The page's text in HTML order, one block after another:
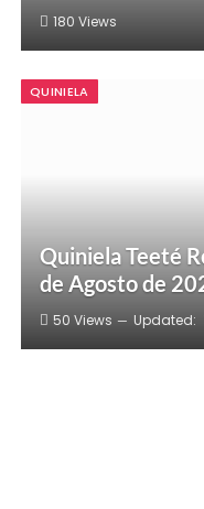
180 Views
QUINIELA
Quiniela Teeté
de Agosto de
50 Views Updated: